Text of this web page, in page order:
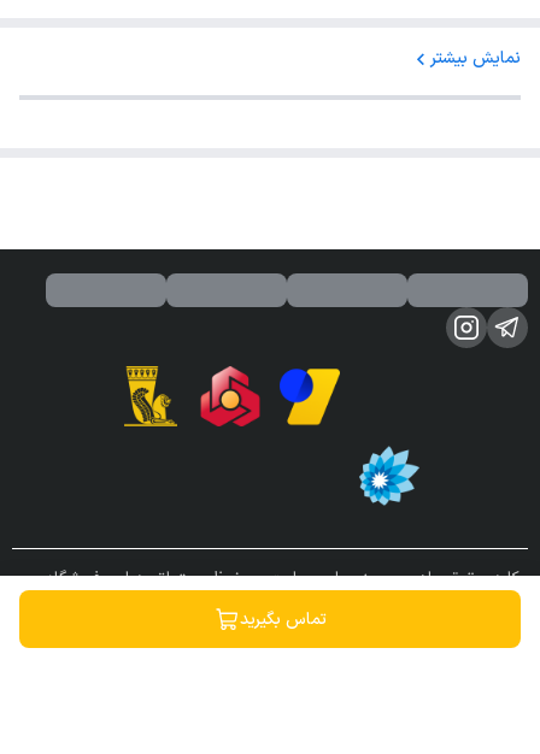
تماس بگیرید
نمایش بیشتر
کلیه حقوق مادی و معنوی این سایت محفوظ و متعلق به این فروشگاه می